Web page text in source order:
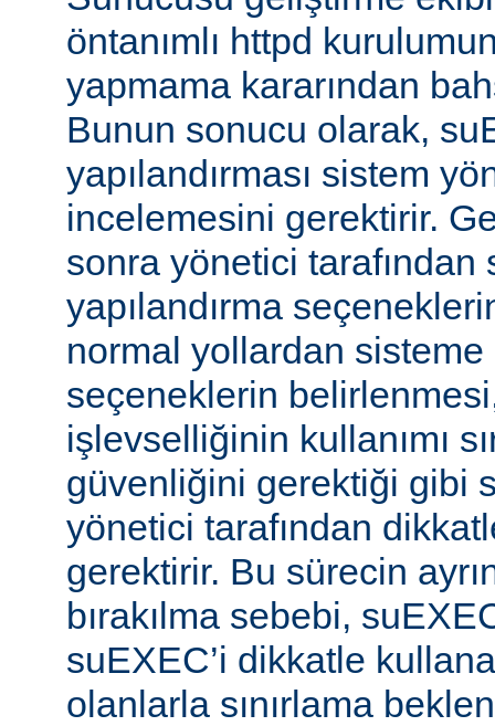
öntanımlı httpd
yapmama kararından
Bunun sonucu olarak,
yapılandırması sistem
incelemesini gerektirir.
sonra yönetici tarafından
yapılandırma
normal yollardan sisteme
seçeneklerin
işlevselliğinin kullanımı
güvenliğini gerektiği gibi
yönetici tarafından
gerektirir. Bu sürecin
bırakılma sebebi,
suEXEC’i dikkatle
olanlarla sınırlama